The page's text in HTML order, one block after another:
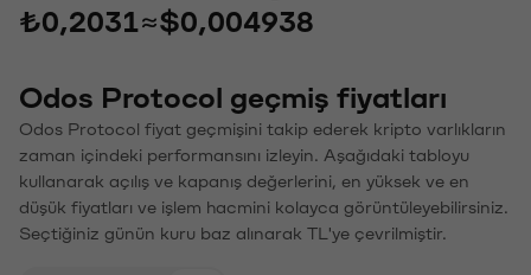
₺0,2031 ≈$0,004938
Odos Protocol geçmiş fiyatları
Odos Protocol fiyat geçmişini takip ederek kripto varlıkların
zaman içindeki performansını izleyin. Aşağıdaki tabloyu
kullanarak açılış ve kapanış değerlerini, en yüksek ve en
düşük fiyatları ve işlem hacmini kolayca görüntüleyebilirsiniz.
Seçtiğiniz günün kuru baz alınarak TL'ye çevrilmiştir.